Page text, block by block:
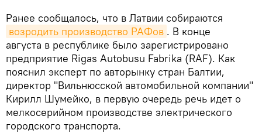
Ранее сообщалось, что в Латвии собираются
возродить производство РАФов . В конце
августа в республике было зарегистрировано
предприятие Rigas Autobusu Fabrika (RAF). Как
пояснил эксперт по авторынку стран Балтии,
директор "Вильнюсской автомобильной компании"
Кирилл Шумейко, в первую очередь речь идет о
мелкосерийном производстве электрического
городского транспорта.